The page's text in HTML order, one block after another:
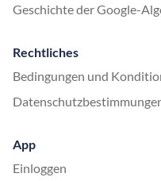
Geschichte der Google-
Rechtliches
Bedingungen und
App
Einloggen